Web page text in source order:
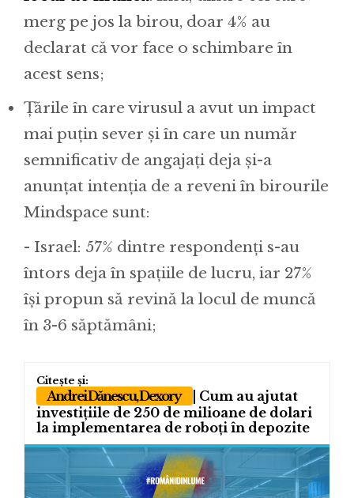
merg pe jos la birou, doar 4% au
declarat că vor face o schimbare în
acest sens;
Țările în care virusul a avut un impact
mai puțin sever și în care un număr
semnificativ de angajați deja și-a
anunțat intenția de a reveni în birourile
Mindspace sunt:
- Israel: 57% dintre respondenți s-au
întors deja în spațiile de lucru, iar 27%
își propun să revină la locul de muncă
în 3-6 săptămâni;
Andrei Dănescu, Dexory
| Cum au ajutat
investițiile de 250 de milioane de dolari
la implementarea de roboți în depozite